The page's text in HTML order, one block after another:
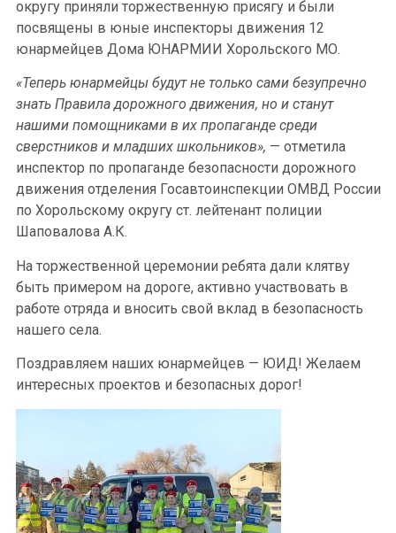
округу приняли торжественную присягу и были
посвящены в юные инспекторы движения 12
юнармейцев Дома ЮНАРМИИ Хорольского МО.
«Теперь юнармейцы будут не только сами безупречно
знать Правила дорожного движения, но и станут
нашими помощниками в их пропаганде среди
сверстников и младших школьников», — отметила
инспектор по пропаганде безопасности дорожного
движения отделения Госавтоинспекции ОМВД России
по Хорольскому округу ст. лейтенант полиции
Шаповалова А.К.
На торжественной церемонии ребята дали клятву
быть примером на дороге, активно участвовать в
работе отряда и вносить свой вклад в безопасность
нашего села.
Поздравляем наших юнармейцев — ЮИД! Желаем
интересных проектов и безопасных дорог!